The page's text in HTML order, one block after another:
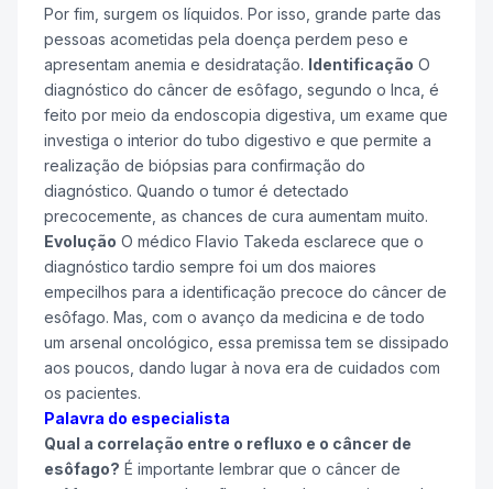
Por fim, surgem os líquidos. Por isso, grande parte das
pessoas acometidas pela doença perdem peso e
apresentam anemia e desidratação. Identificação O
diagnóstico do câncer de esôfago, segundo o Inca, é
feito por meio da endoscopia digestiva, um exame que
investiga o interior do tubo digestivo e que permite a
realização de biópsias para confirmação do
diagnóstico. Quando o tumor é detectado
precocemente, as chances de cura aumentam muito.
Evolução O médico Flavio Takeda esclarece que o
diagnóstico tardio sempre foi um dos maiores
empecilhos para a identificação precoce do câncer de
esôfago. Mas, com o avanço da medicina e de todo
um arsenal oncológico, essa premissa tem se dissipado
aos poucos, dando lugar à nova era de cuidados com
os pacientes.
Palavra do especialista
Qual a correlação entre o refluxo e o câncer de
esôfago? É importante lembrar que o câncer de